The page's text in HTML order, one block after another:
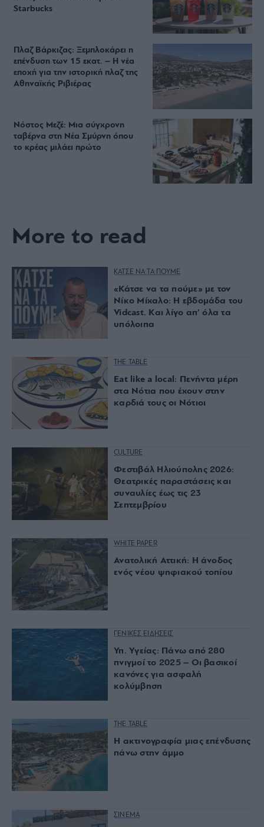
Starbucks
Πλαζ Βάρκιζας: Ξεμπλοκάρει η
επένδυση των 15 εκατ. – Η νέα
εποχή για την ιστορική πλαζ της
Αθηναϊκής Ριβιέρας
Νόστος Μεζέ: Μια σύγχρονη
ταβέρνα στη Νέα Σμύρνη όπου
το κρέας μιλάει πρώτο
More to read
ΚΑΤΣΕ ΝΑ ΤΑ ΠΟΥΜΕ
«Κάτσε να τα πούμε» με τον
Νίκο Μίχαλο: Η εβδομάδα του
Vidcast. Και λίγο απ’ όλα τα
υπόλοιπα
THE TABLE
Eat like a local: Πενήντα μέρη
στα Nότια που έχουν στην
καρδιά τους οι Nότιοι
CULTURE
Φεστιβάλ Ηλιούπολης 2026:
Θεατρικές παραστάσεις και
συναυλίες έως τις 23
Σεπτεμβρίου
WHITE PAPER
Ανατολική Αττική: Η άνοδος
ενός νέου ψηφιακού τοπίου
ΓΕΝΙΚΕΣ ΕΙΔΗΣΕΙΣ
Υπ. Υγείας: Πάνω από 280
πνιγμοί το 2025 – Οι βασικοί
κανόνες για ασφαλή
κολύμβηση
THE TABLE
Η ακτινογραφία μιας επένδυσης
πάνω στην άμμο
ΣΙΝΕΜΑ